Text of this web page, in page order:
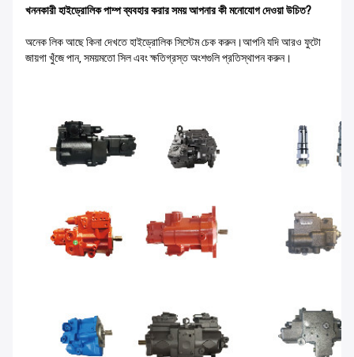
খননকারী হাইড্রোলিক পাম্প ব্যবহার করার সময় আপনার কী মনোযোগ দেওয়া উচিত?
অনেক লিক আছে কিনা দেখতে হাইড্রোলিক সিস্টেম চেক করুন।আপনি যদি আরও ফুটো
জায়গা খুঁজে পান, সময়মতো সিল এবং ক্ষতিগ্রস্ত অংশগুলি প্রতিস্থাপন করুন।